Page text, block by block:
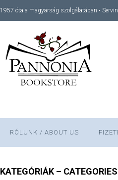
1957 óta a magyarság szolgálatában •
RÓLUNK / ABOUT US
KATEGÓRIÁK – CATEGORIES